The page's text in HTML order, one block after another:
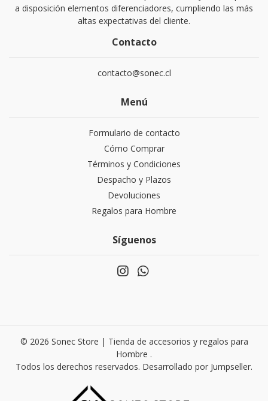
a disposición elementos diferenciadores, cumpliendo las más
altas expectativas del cliente.
Contacto
contacto@sonec.cl
Menú
Formulario de contacto
Cómo Comprar
Términos y Condiciones
Despacho y Plazos
Devoluciones
Regalos para Hombre
Síguenos
© 2026 Sonec Store | Tienda de accesorios y regalos para
Hombre .
Todos los derechos reservados. Desarrollado por Jumpseller.